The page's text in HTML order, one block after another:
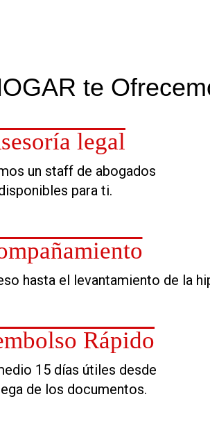
te
legal
un staff de abogados
para ti.
hasta el levantamiento de la
Rápido
15 días útiles desde
de los documentos.